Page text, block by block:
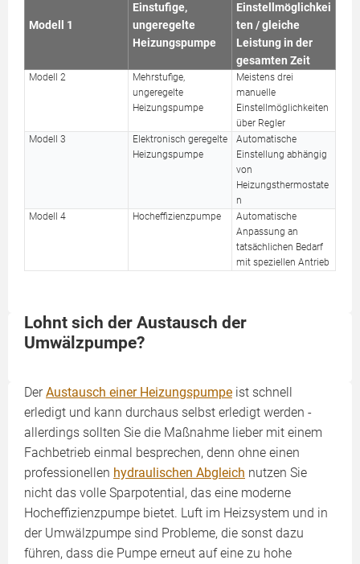
Modell 1
Einstufige,
ungeregelte
Heizungspumpe
Einstellmöglichkei
ten / gleiche
Leistung in der
gesamten Zeit
Modell 2
Mehrstufige,
ungeregelte
Heizungspumpe
Meistens drei
manuelle
Einstellmöglichkeiten
über Regler
Modell 3
Elektronisch geregelte
Heizungspumpe
Automatische
Einstellung abhängig
von
Heizungsthermostate
n
Modell 4
Hocheffizienzpumpe
Automatische
Anpassung an
tatsächlichen Bedarf
mit speziellen Antrieb
Lohnt sich der Austausch der
Umwälzpumpe?
DerAustausch einer Heizungspumpe ist schnell
erledigt und kann durchaus selbst erledigt werden -
allerdings sollten Sie die Maßnahme lieber mit einem
Fachbetrieb einmal besprechen, denn ohne einen
professionellen hydraulischen Abgleich nutzen Sie
nicht das volle Sparpotential, das eine moderne
Hocheffizienzpumpe bietet. Luft im Heizsystem und in
der Umwälzpumpe sind Probleme, die sonst dazu
führen, dass die Pumpe erneut auf eine zu hohe